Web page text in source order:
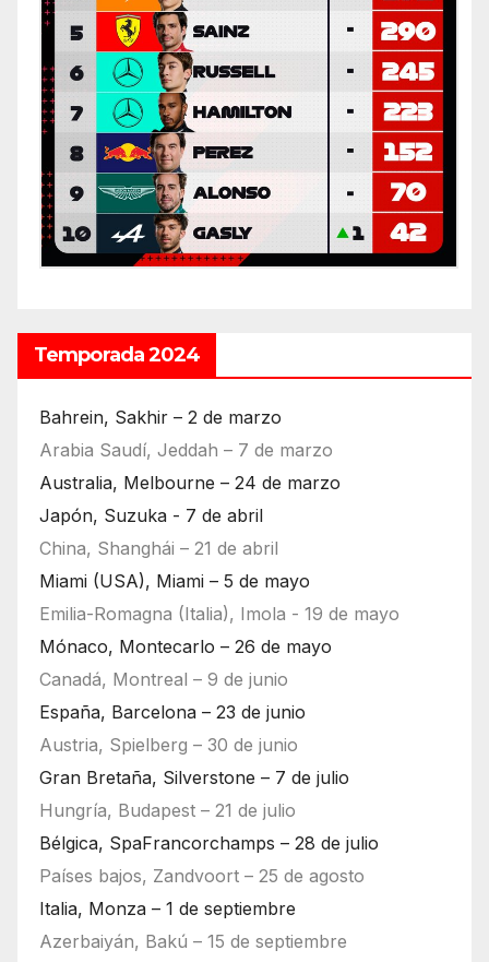
Temporada 2024
Bahrein, Sakhir – 2 de marzo
Arabia Saudí, Jeddah – 7 de marzo
Australia, Melbourne – 24 de marzo
Japón, Suzuka - 7 de abril
China, Shanghái – 21 de abril
Miami (USA), Miami – 5 de mayo
Emilia-Romagna (Italia), Imola - 19 de mayo
Mónaco, Montecarlo – 26 de mayo
Canadá, Montreal – 9 de junio
España, Barcelona – 23 de junio
Austria, Spielberg – 30 de junio
Gran Bretaña, Silverstone – 7 de julio
Hungría, Budapest – 21 de julio
Bélgica, SpaFrancorchamps – 28 de julio
Países bajos, Zandvoort – 25 de agosto
Italia, Monza – 1 de septiembre
Azerbaiyán, Bakú – 15 de septiembre